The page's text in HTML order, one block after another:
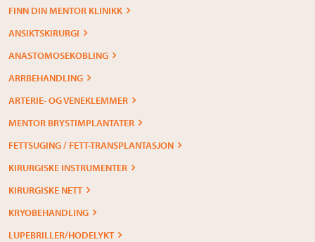
FINN DIN MENTOR KLINIKK
ANSIKTSKIRURGI
ANASTOMOSEKOBLING
ARRBEHANDLING
ARTERIE- OG VENEKLEMMER
MENTOR BRYSTIMPLANTATER
FETTSUGING / FETT-TRANSPLANTASJON
KIRURGISKE INSTRUMENTER
KIRURGISKE NETT
KRYOBEHANDLING
LUPEBRILLER/HODELYKT